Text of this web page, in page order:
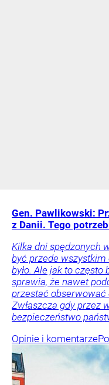
Gen. Pawlikowski:
z Danii. Tego
Kilka dni spędzonych
być przede
było. Ale jak to
sprawia, że nawet
przestać
Zwłaszcza gdy przez
bezpieczeństwo
Opinie i komentarze